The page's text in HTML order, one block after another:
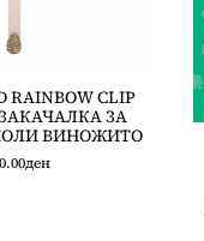
RAINBOW CLIP
ЗАКАЧАЛКА ЗА
ВИНОЖИТО
ден